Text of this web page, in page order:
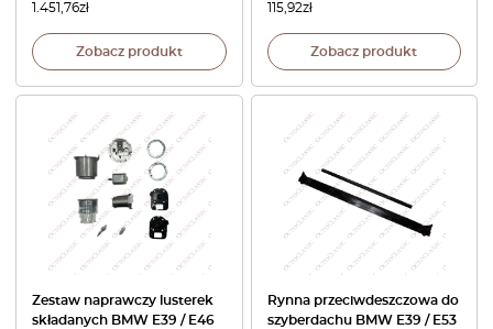
1.451,76zł
Zobacz produkt
115,92zł
Zobacz produkt
Zestaw naprawczy lusterek
składanych BMW E39 / E46
Rynna przeciwdeszczowa do
szyberdachu BMW E39 / E53